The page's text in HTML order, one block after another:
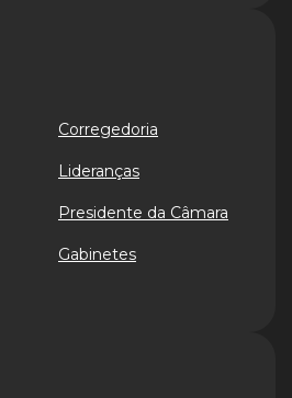
Corregedoria
Lideranças
Presidente da Câmara
Gabinetes